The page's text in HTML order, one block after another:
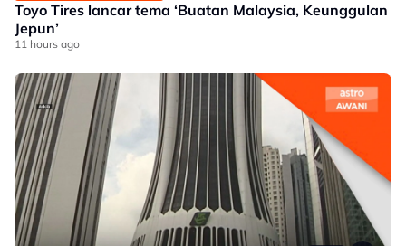
Toyo Tires lancar tema ‘Buatan Malaysia, Keunggulan
Jepun’
11 hours ago